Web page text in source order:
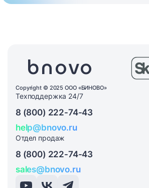
Copyright © 2025 ООО «БИНОВО»
Техподдержка 24/7
8 (800) 222-74-43
help@bnovo.ru
Отдел продаж
8 (800) 222-74-43
sales@bnovo.ru